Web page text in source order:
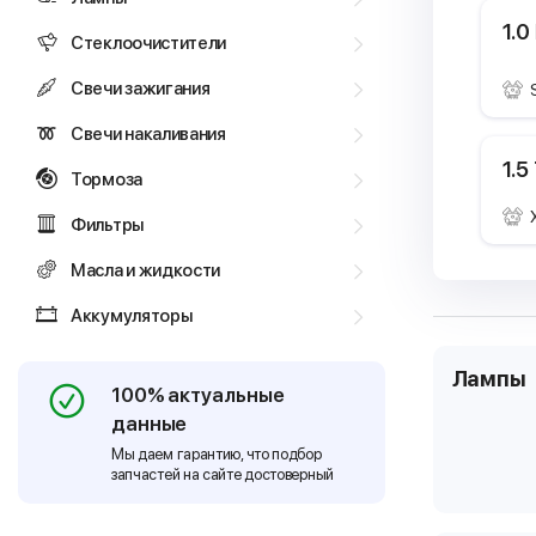
Стеклоочистители
Свечи зажигания
Свечи накаливания
Тормоза
Фильтры
Масла и жидкости
Аккумуляторы
100% актуальные
данные
Мы даем гарантию, что подбор
запчастей на сайте достоверный
Лампы